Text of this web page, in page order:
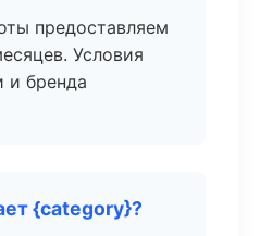
предоставляем
Условия
и бренда
{category}?